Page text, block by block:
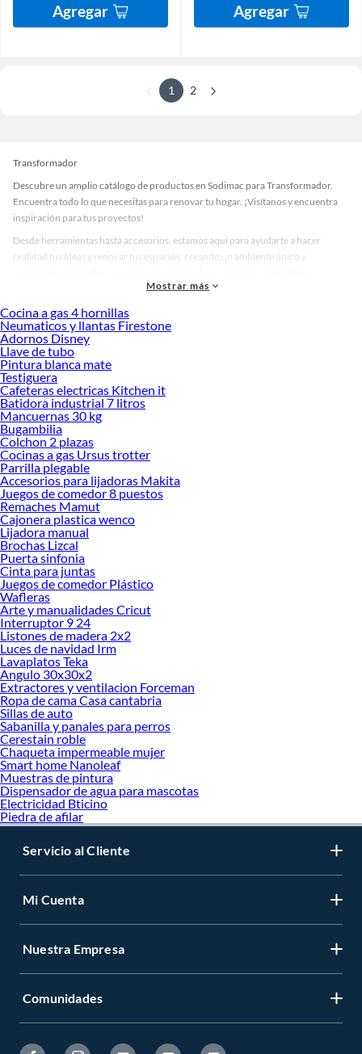
Agregar Agregar
1 2
Transformador
Descubre un amplio catálogo de productos en Sodimac para Transformador.
Encuentra todo lo que necesitas para renovar tu hogar. ¡Visítanos y encuentra
inspiración para tus proyectos!
Desde herramientas hasta accesorios, estamos aquí para ayudarte a hacer
realidad tus ideas y renovar tus espacios, creando un ambiente único y
accesorios de calidad que te ayudarán a crear un espacio más tú.
Desde remodelaciones hasta proyectos de decoración, estamos aquí para hacer
tus ideas realidad. ¡Visítanos y encuentra todo lo que tenemos para ofrecerte en
Transformador!
Explora la variedad de productos de Transformador en Sodimac
Herramientas, materiales y accesorios de calidad para tus proyectos y
renovación de espacios. ¡Visítanos y descubre todo lo que tenemos para
ofrecerte!
Encuentra una amplia variedad de productos de Transformador en Sodimac.
Encuentra todo lo necesario para tus proyectos de renovación y decoración.
¡Visítanos y haz tus ideas realidad!
Mostrar más
Cocina a gas 4 hornillas
Neumaticos y llantas Firestone
Adornos Disney
Llave de tubo
Pintura blanca mate
Testiguera
Cafeteras electricas Kitchen it
Batidora industrial 7 litros
Mancuernas 30 kg
Bugambilia
Colchon 2 plazas
Cocinas a gas Ursus trotter
Parrilla plegable
Accesorios para lijadoras Makita
Juegos de comedor 8 puestos
Remaches Mamut
Cajonera plastica wenco
Lijadora manual
Brochas Lizcal
Puerta sinfonia
Cinta para juntas
Juegos de comedor Plástico
Wafleras
Arte y manualidades Cricut
Interruptor 9 24
Listones de madera 2x2
Luces de navidad Irm
Lavaplatos Teka
Angulo 30x30x2
Extractores y ventilacion Forceman
Ropa de cama Casa cantabria
Sillas de auto
Sabanilla y panales para perros
Cerestain roble
Chaqueta impermeable mujer
Smart home Nanoleaf
Muestras de pintura
Dispensador de agua para mascotas
Electricidad Bticino
Piedra de afilar
Servicio al Cliente
Mi Cuenta
Nuestra Empresa
Comunidades